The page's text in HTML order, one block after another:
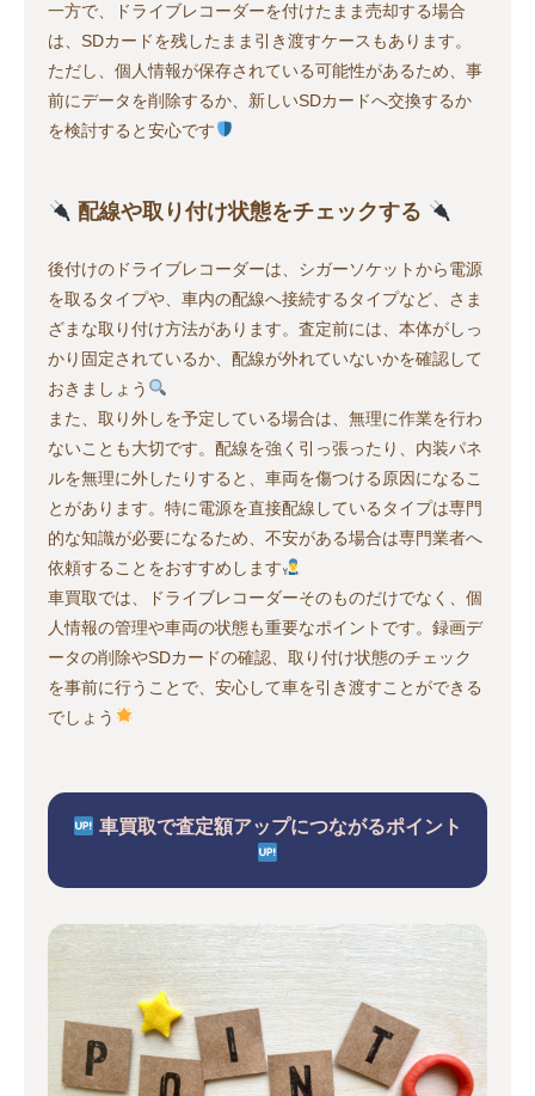
一方で、ドライブレコーダーを付けたまま売却する場合
は、SDカードを残したまま引き渡すケースもあります。
ただし、個人情報が保存されている可能性があるため、事
前にデータを削除するか、新しいSDカードへ交換するか
を検討すると安心です
配線や取り付け状態をチェックする
後付けのドライブレコーダーは、シガーソケットから電源
を取るタイプや、車内の配線へ接続するタイプなど、さま
ざまな取り付け方法があります。査定前には、本体がしっ
かり固定されているか、配線が外れていないかを確認して
おきましょう
また、取り外しを予定している場合は、無理に作業を行わ
ないことも大切です。配線を強く引っ張ったり、内装パネ
ルを無理に外したりすると、車両を傷つける原因になるこ
とがあります。特に電源を直接配線しているタイプは専門
的な知識が必要になるため、不安がある場合は専門業者へ
依頼することをおすすめします
車買取では、ドライブレコーダーそのものだけでなく、個
人情報の管理や車両の状態も重要なポイントです。録画デ
ータの削除やSDカードの確認、取り付け状態のチェック
を事前に行うことで、安心して車を引き渡すことができる
でしょう
車買取で査定額アップにつながるポイント